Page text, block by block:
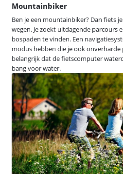
Mountainbiker
Ben je een mountainbiker? Dan fiets
wegen. Je zoekt uitdagende parcours
bospaden te vinden. Een
modus hebben die je ook
belangrijk dat de fietscomputer
bang voor water.